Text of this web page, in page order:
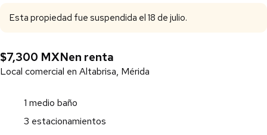
Esta propiedad fue suspendida el 18 de julio.
$7,300 MXNen renta
Local comercial en Altabrisa, Mérida
1 medio baño
3 estacionamientos